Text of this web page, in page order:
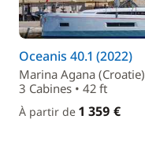
Oceanis 40.1 (2022)
Marina Agana (Croatie)
3 Cabines • 42 ft
À partir de 1 359 €